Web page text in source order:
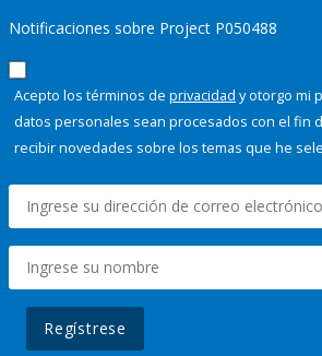
Notificaciones sobre Project P050488
Acepto los términos de privacidad y otorgo mi
datos personales sean procesados con el fin
recibir novedades sobre los temas que he
Regístrese